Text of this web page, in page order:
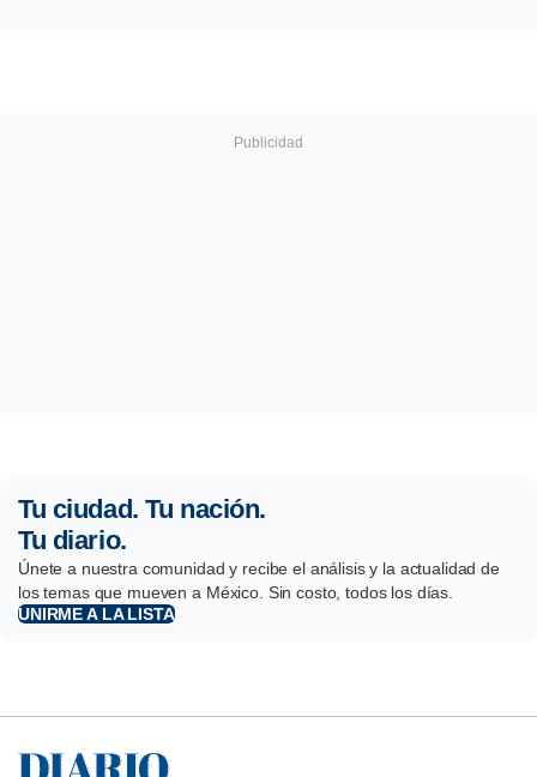
Tu ciudad. Tu nación.
Tu diario.
Únete a nuestra comunidad y recibe el análisis y la actualidad de
los temas que mueven a México. Sin costo, todos los días.
UNIRME A LA LISTA